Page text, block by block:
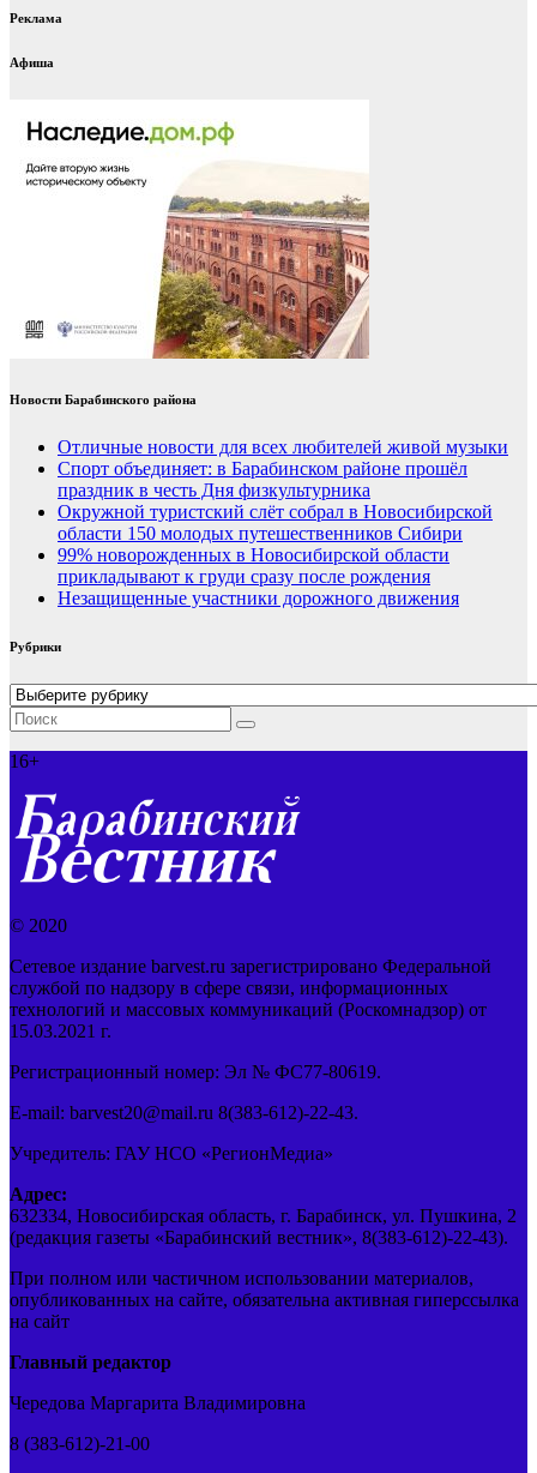
Реклама
Афиша
Новости Барабинского района
Отличные новости для всех любителей живой музыки
Спорт объединяет: в Барабинском районе прошёл
праздник в честь Дня физкультурника
Окружной туристский слёт собрал в Новосибирской
области 150 молодых путешественников Сибири
99% новорожденных в Новосибирской области
прикладывают к груди сразу после рождения
Незащищенные участники дорожного движения
Рубрики
Рубрики
16+
© 2020
Сетевое издание barvest.ru зарегистрировано Федеральной
службой по надзору в сфере связи, информационных
технологий и массовых коммуникаций (Роскомнадзор) от
15.03.2021 г.
Регистрационный номер: Эл № ФС77-80619.
E-mail: barvest20@mail.ru 8(383-612)-22-43.
Учредитель: ГАУ НСО «РегионМедиа»
Адрес:
632334, Новосибирская область, г. Барабинск, ул. Пушкина, 2
(редакция газеты «Барабинский вестник», 8(383-612)-22-43).
При полном или частичном использовании материалов,
опубликованных на сайте, обязательна активная гиперссылка
на сайт
Главный редактор
Чередова Маргарита Владимировна
8 (383-612)-21-00